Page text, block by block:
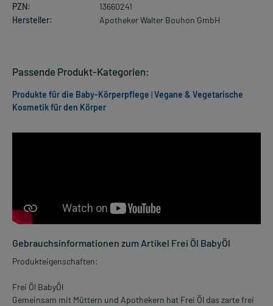
PZN:
13660241
Hersteller:
Apotheker Walter Bouhon GmbH
Gebrauchsinformationen zum Artikel Frei Öl BabyÖl
Produkteigenschaften:
Frei Öl BabyÖl
Gemeinsam mit Müttern und Apothekern hat Frei Öl das zarte frei
Passende Produkt-Kategorien:
Produkte für die Baby-Körperpflege |Vegane & Vegetarische
Kosmetik für den Körper